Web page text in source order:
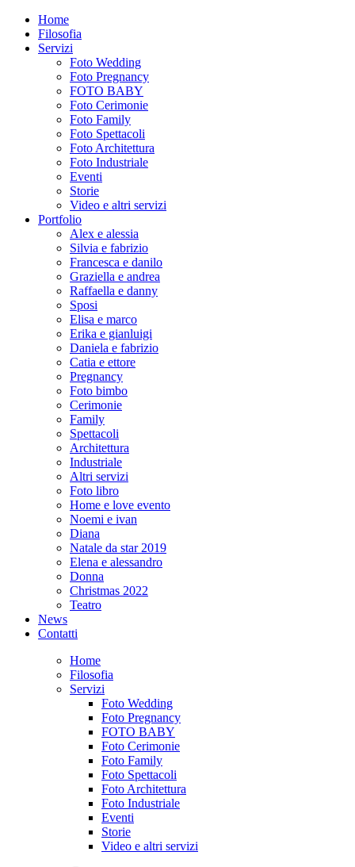
Home
Filosofia
Servizi
Foto Wedding
Foto Pregnancy
FOTO BABY
Foto Cerimonie
Foto Family
Foto Spettacoli
Foto Architettura
Foto Industriale
Eventi
Storie
Video e altri servizi
Portfolio
Alex e alessia
Silvia e fabrizio
Francesca e danilo
Graziella e andrea
Raffaella e danny
Sposi
Elisa e marco
Erika e gianluigi
Daniela e fabrizio
Catia e ettore
Pregnancy
Foto bimbo
Cerimonie
Family
Spettacoli
Architettura
Industriale
Altri servizi
Foto libro
Home e love evento
Noemi e ivan
Diana
Natale da star 2019
Elena e alessandro
Donna
Christmas 2022
Teatro
News
Contatti
Home
Filosofia
Servizi
Foto Wedding
Foto Pregnancy
FOTO BABY
Foto Cerimonie
Foto Family
Foto Spettacoli
Foto Architettura
Foto Industriale
Eventi
Storie
Video e altri servizi